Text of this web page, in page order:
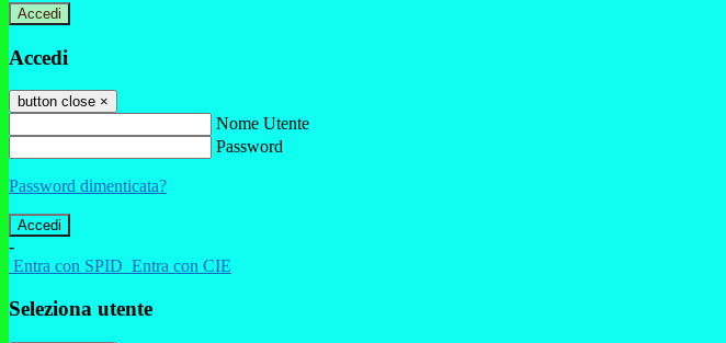
Accedi
Accedi
button close ×
Nome Utente
Password
Password dimenticata?
-
Entra con SPID Entra con CIE
Seleziona utente